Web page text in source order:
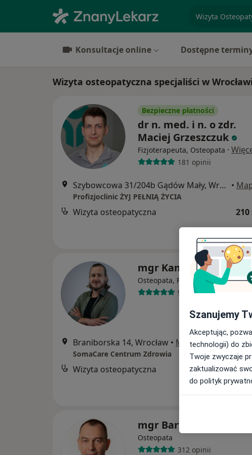
Konsultacje online Dostępne
Wizyta osteopatyczna specjaliści w
Bezpieczne płatności
dr n. med. i n. o zdr.
Maciej Grzeszczuk
Fizjoterapeuta, Osteopata ·
181 opinii
Szybowcowa 31/204b Gądów Mały, Wrocław •
Profizjoclinic ŻYJ PEŁNIĄ ŻYCIA
Wizyta osteopatyczna 210
mgr Kamil Śnieciński
Osteopata, Fizjoterapeuta ·
90 opinii
Braniborska 14, Wrocław • Mapa
SomaCare Centrum Zdrowia
Wizyta osteopatyczna 250
mgr Bartosz Sikorski
Osteopata
312 opinii
Szanujemy
Akceptując,
technologii) do
Twoje zwyczaje
zaktualizować
do polityk